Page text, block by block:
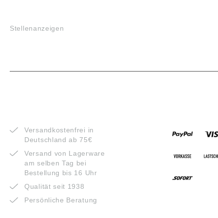
Stellenanzeigen
Versandkostenfrei in
Deutschland ab 75€
Versand von Lagerware
am selben Tag bei
Bestellung bis 16 Uhr
Qualität seit 1938
Persönliche Beratung